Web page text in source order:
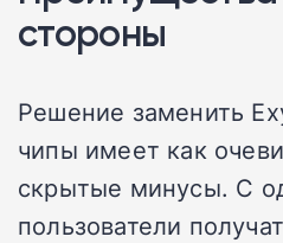
стороны
Решение заменить
чипы имеет как
скрытые минусы. С
пользователи